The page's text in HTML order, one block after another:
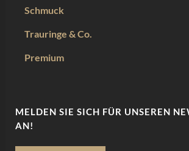
Schmuck
Trauringe & Co.
Premium
MELDEN SIE SICH FÜR UNSEREN
AN!